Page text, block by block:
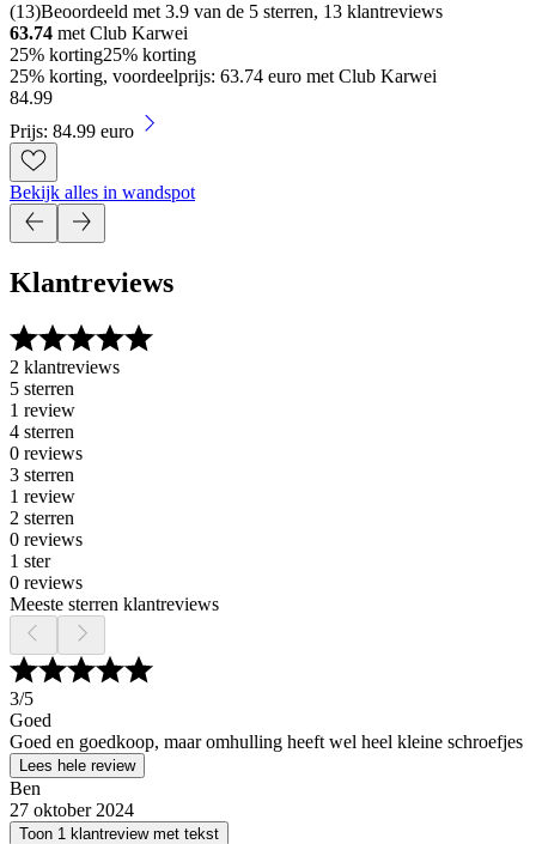
(13)Beoordeeld met 3.9 van de 5 sterren, 13 klantreviews
63.74 met Club Karwei
25% korting25% korting
25% korting, voordeelprijs: 63.74 euro met Club Karwei
84.99
Prijs: 84.99 euro
Bekijk alles in wandspot
Klantreviews
2 klantreviews
5 sterren
1 review
4 sterren
0 reviews
3 sterren
1 review
2 sterren
0 reviews
1 ster
0 reviews
Meeste sterren klantreviews
3/5
Goed
Goed en goedkoop, maar omhulling heeft wel heel kleine schroefjes
Lees hele review
Ben
27 oktober 2024
Toon 1 klantreview met tekst